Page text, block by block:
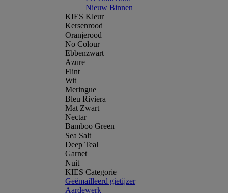
Nieuw Binnen
KIES Kleur
Kersenrood
Oranjerood
No Colour
Ebbenzwart
Azure
Flint
Wit
Meringue
Bleu Riviera
Mat Zwart
Nectar
Bamboo Green
Sea Salt
Deep Teal
Garnet
Nuit
KIES Categorie
Geëmailleerd gietijzer
Aardewerk